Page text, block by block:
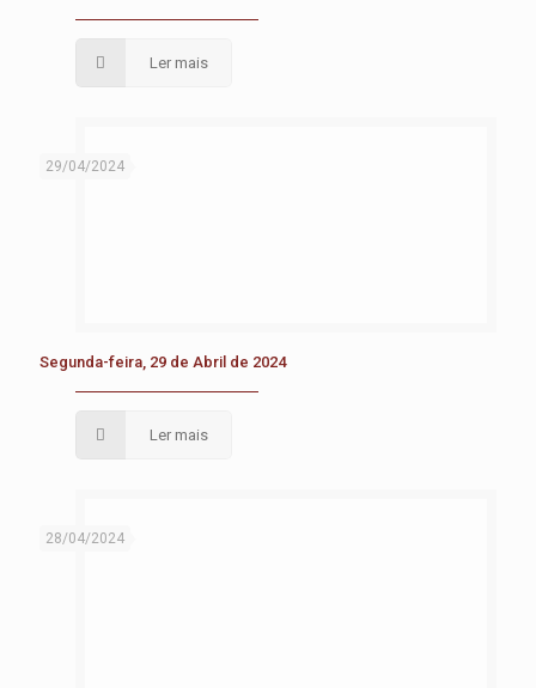
Ler mais
29/04/2024
Segunda-feira, 29 de Abril de 2024
Ler mais
28/04/2024